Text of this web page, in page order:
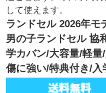
して使えます。
ランドセル 2026年モ
男の子ランドセル 協
学カバン/大容量/軽
傷に強い/特典付き/入